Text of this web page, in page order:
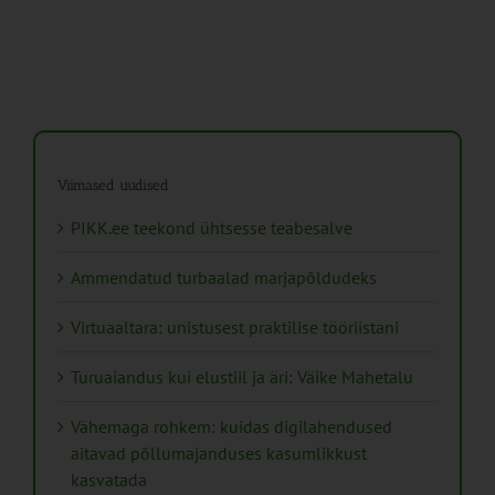
Viimased uudised
PIKK.ee teekond ühtsesse teabesalve
Ammendatud turbaalad marjapõldudeks
Virtuaaltara: unistusest praktilise tööriistani
Turuaiandus kui elustiil ja äri: Väike Mahetalu
Vähemaga rohkem: kuidas digilahendused
aitavad põllumajanduses kasumlikkust
kasvatada